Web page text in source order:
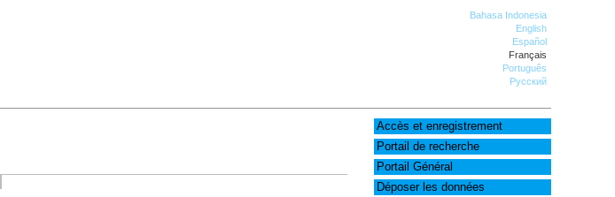
Bahasa Indonesia
English
Español
Français
Português
Русский
Accès et enregistrement
Portail de recherche
Portail Général
Déposer les données